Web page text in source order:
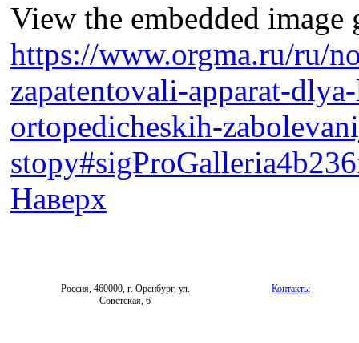
View the embedded
https://www.orgma.ru/ru/
zapatentovali-apparat-
ortopedicheskih-
Наверх
Россия, 460000, г. Оренбург, ул.
Советская, 6
Контакты